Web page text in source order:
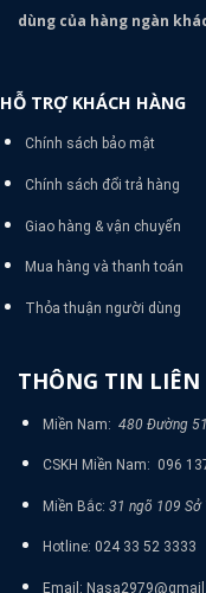
dùng của hàng ngàn
HỖ TRỢ KHÁCH HÀNG
Chính sách bảo mật
Chính sách đổi trả hàng
Giao hàng & vận chuyển
Mua hàng và thanh toán
Thỏa thuận người dùng
THÔNG TIN LIÊN
Miền Nam: 480 Đường
CSKH Miền Nam: 096
Miền Bắc: 31 ngõ 109 Sở
Hotline: 024 33 52 3333
Email: